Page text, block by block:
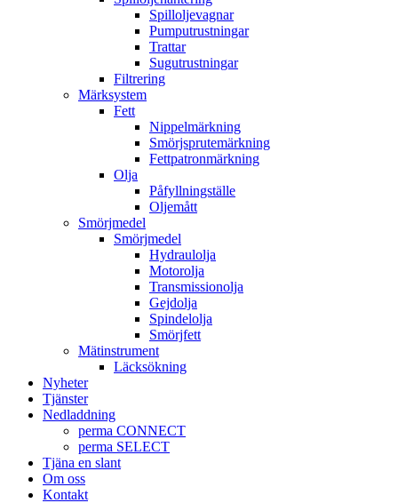
Spilloljevagnar
Pumputrustningar
Trattar
Sugutrustningar
Filtrering
Märksystem
Fett
Nippelmärkning
Smörjsprutemärkning
Fettpatronmärkning
Olja
Påfyllningställe
Oljemått
Smörjmedel
Smörjmedel
Hydraulolja
Motorolja
Transmissionolja
Gejdolja
Spindelolja
Smörjfett
Mätinstrument
Läcksökning
Nyheter
Tjänster
Nedladdning
perma CONNECT
perma SELECT
Tjäna en slant
Om oss
Kontakt